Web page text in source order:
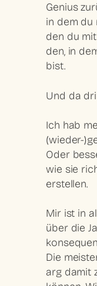
Genius
in dem du
den du
den, in
bist.
Und da
Ich hab
(wieder-
Oder
wie sie
erstellen.
Mir ist in
über die
Die
arg damit